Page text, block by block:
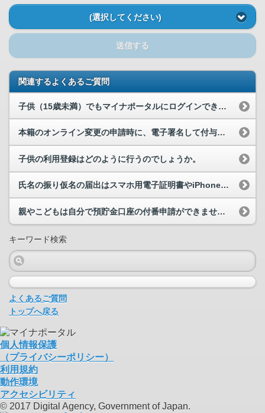
(選択してください)
送信する
関連するよくあるご質問
子供（15歳未満）でもマイナポータルにログインできますか？
本籍のオンライン変更の申請時に、電子署名して付与画面で「ログインに使用したマイナンバーカード、...
子供の利用登録はどのように行うのでしょうか。
氏名の振り仮名の届出はスマホ用電子証明書やiPhoneのマイナンバーカードに対応していますか。
親やこどもは自分で預貯金口座の付番申請ができません。代わりに預貯金口座の付番申請手続をしても良...
キーワード検索
よくあるご質問
トップへ戻る
個人情報保護
（プライバシーポリシー）
利用規約
動作環境
アクセシビリティ
© 2017 Digital Agency, Government of Japan.